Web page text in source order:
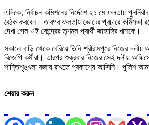
এদিকে, নির্বাচন কমিশনের নির্দেশে ২১ মে ফলতায়
বৈঠক করবেন। তারপর ফলতায় ভোটের প্রচারে কর্মিসভা
দেখা গেল ওই কেন্দ্রের তৃণমূল প্রার্থী জাহাঙ্গির খানকে।
সকালে বাড়ি থেকে বেরিয়ে তিনি শ্রীরামপুরে নিজের
বিজেপি কর্মীরা। তারপর শুক্রবার নিজের সেই দলীয়
শান্তিশৃঙ্খলা বজায় রাখতে প্রকাশ্যে আসিনি। পুলিশ
শেয়ার করুন